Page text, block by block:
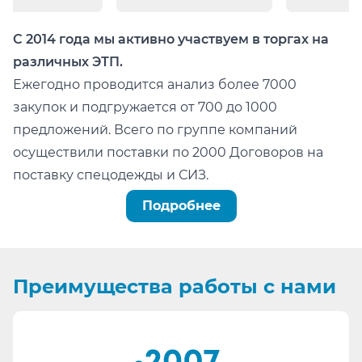
С 2014 года мы активно участвуем в торгах на
различных ЭТП.
Ежегодно проводится анализ более 7000
закупок и подгружается от 700 до 1000
предложений. Всего по группе компаний
осуществили поставки по 2000 Договоров на
поставку спецодежды и СИЗ.
Можно легко проверить тот факт, что мы:
не состоим в реестре недобросовестных
факту невыполнения обязательств.
отдела комплектации:
Подробнее
Преимущества работы с нами